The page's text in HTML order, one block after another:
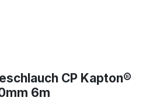
CP Kapton®
6m